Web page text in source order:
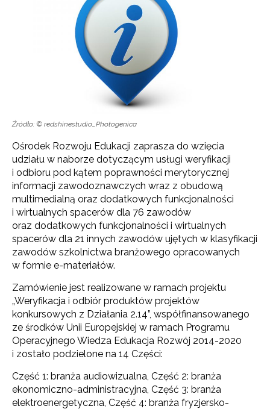
Źródło: © redshinestudio_Photogenica
Ośrodek Rozwoju Edukacji zaprasza do wzięcia
udziału w naborze dotyczącym usługi weryfikacji
i odbioru pod kątem poprawności merytorycznej
informacji zawodoznawczych wraz z obudową
multimedialną oraz dodatkowych funkcjonalności
i wirtualnych spacerów dla 76 zawodów
oraz dodatkowych funkcjonalności i wirtualnych
spacerów dla 21 innych zawodów ujętych w klasyfikacji
zawodów szkolnictwa branżowego opracowanych
w formie e-materiałów.
Zamówienie jest realizowane w ramach projektu
„Weryfikacja i odbiór produktów projektów
konkursowych z Działania 2.14”, współfinansowanego
ze środków Unii Europejskiej w ramach Programu
Operacyjnego Wiedza Edukacja Rozwój 2014-2020
i zostało podzielone na 14 Części:
Część 1: branża audiowizualna, Część 2: branża
ekonomiczno-administracyjna, Część 3: branża
elektroenergetyczna, Część 4: branża fryzjersko-